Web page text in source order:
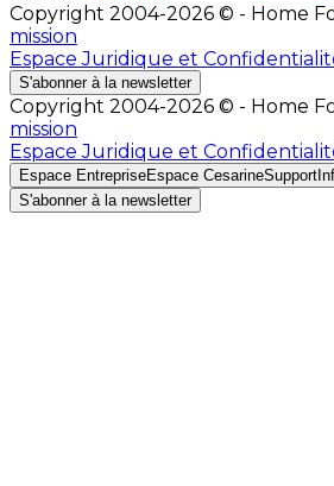
Copyright 2004-2026 © - Home
mission
Espace Juridique et
S'abonner à la newsletter
Copyright 2004-2026 © - Home
mission
Espace Juridique et
Espace EntrepriseEspace CesarineSupport
S'abonner à la newsletter